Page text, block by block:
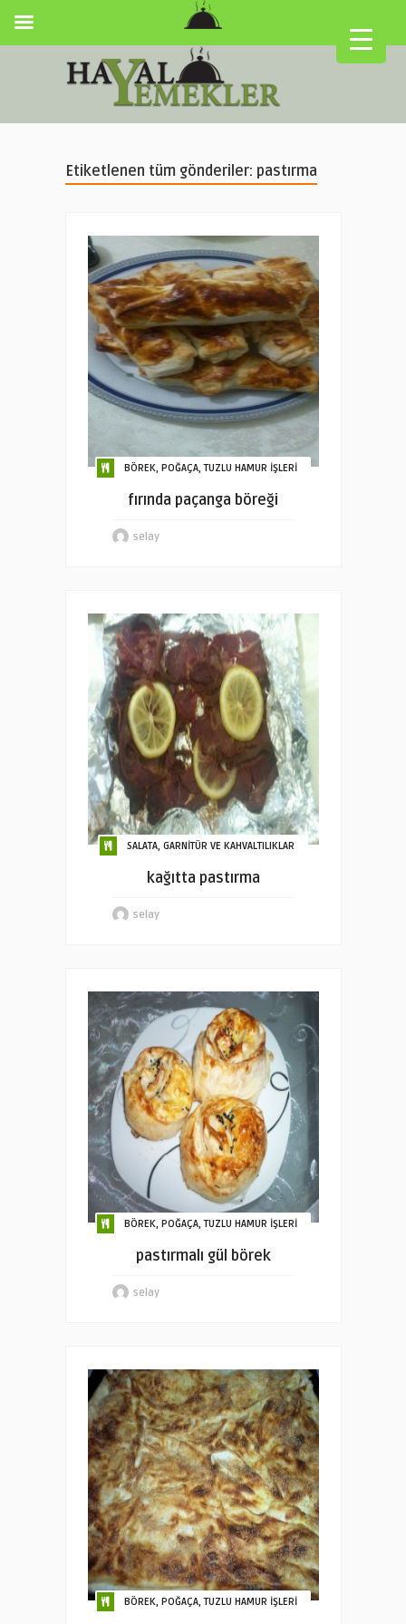
Etiketlenen tüm gönderiler: pastırma
BÖREK, POĞAÇA, TUZLU HAMUR İŞLERİ
fırında paçanga böreği
selay
SALATA, GARNİTÜR VE KAHVALTILIKLAR
kağıtta pastırma
selay
BÖREK, POĞAÇA, TUZLU HAMUR İŞLERİ
pastırmalı gül börek
selay
BÖREK, POĞAÇA, TUZLU HAMUR İŞLERİ